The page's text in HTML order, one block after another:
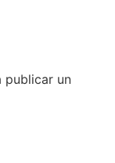
publicar un